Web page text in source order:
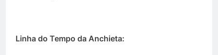
Linha do Tempo da Anchieta: